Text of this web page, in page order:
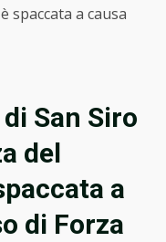
spaccata a causa
San Siro
del
a
di Forza